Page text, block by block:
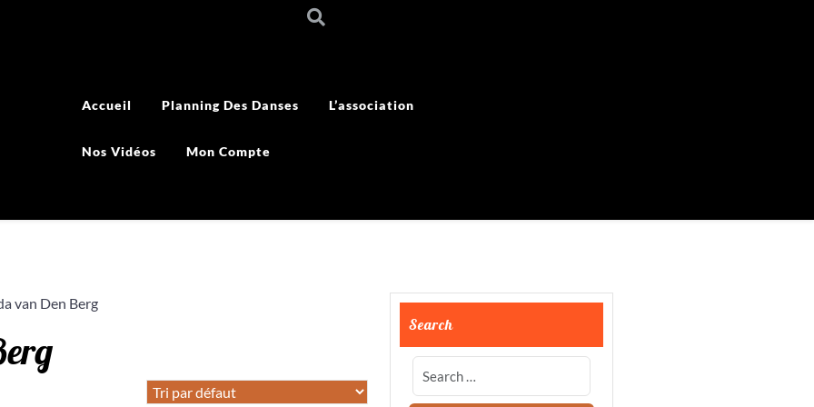
Accueil Planning Des Danses L’association
Nos Vidéos Mon Compte
van Den Berg
Search